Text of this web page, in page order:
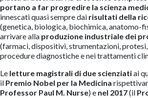
portano a far progredire la scienza
innescati quasi sempre dai risultati della
(genetica, biologica, biochimica, anatomo-
arrivare alla produzione industriale dei
(farmaci, dispositivi, strumentazioni,
procedure diagnostiche e nei trattamenti
Le letture magistrali di due scienziatiai
il Premio Nobel per la Medicina
Professor Paul M. Nurse) e nel 2017(il